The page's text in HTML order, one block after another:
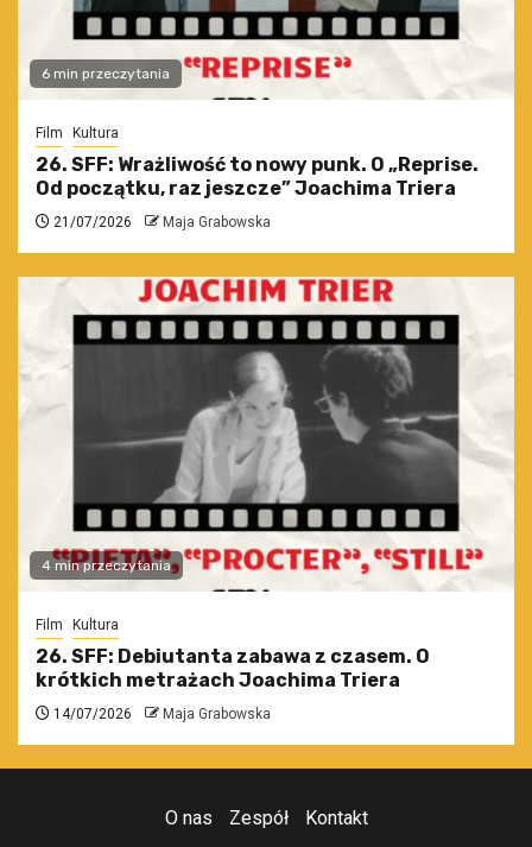
6 min przeczytania
Film Kultura
26. SFF: Wrażliwość to nowy punk. O „Reprise.
Od początku, raz jeszcze” Joachima Triera
21/07/2026 Maja Grabowska
4 min przeczytania
Film Kultura
26. SFF: Debiutanta zabawa z czasem. O
krótkich metrażach Joachima Triera
14/07/2026 Maja Grabowska
O nas Zespół Kontakt